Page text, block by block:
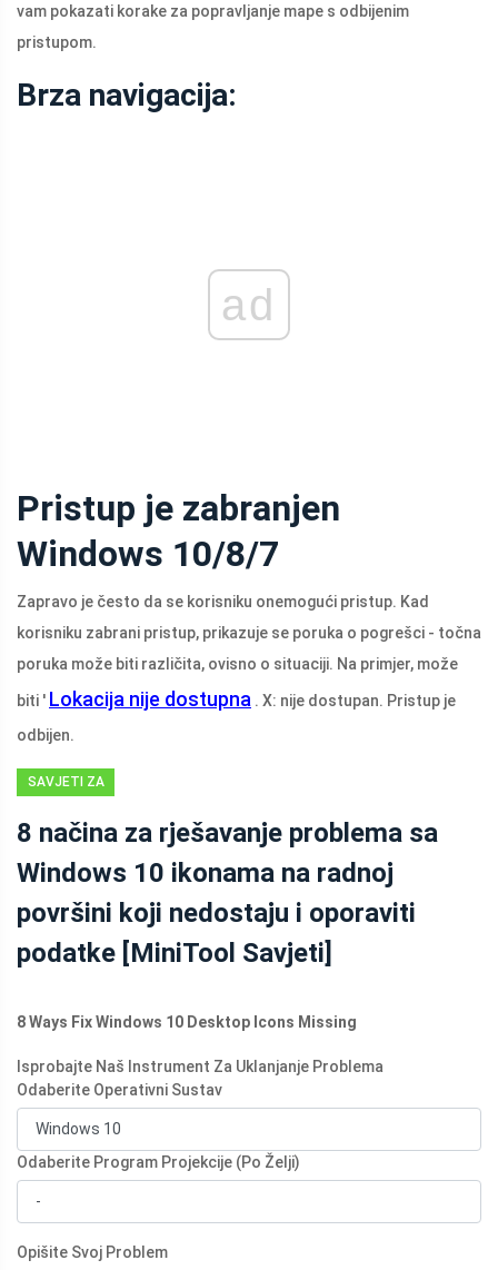
vam pokazati korake za popravljanje mape s odbijenim
pristupom.
Brza navigacija:
ad
Pristup je zabranjen
Windows 10/8/7
Zapravo je često da se korisniku onemogući pristup. Kad
korisniku zabrani pristup, prikazuje se poruka o pogrešci - točna
poruka može biti različita, ovisno o situaciji. Na primjer, može
biti ' Lokacija nije dostupna . X: nije dostupan. Pristup je
odbijen.
SAVJETI ZA
PODATAKA
8 načina za rješavanje problema sa
Windows 10 ikonama na radnoj
površini koji nedostaju i oporaviti
podatke [MiniTool Savjeti]
8 Ways Fix Windows 10 Desktop Icons Missing
Isprobajte Naš Instrument Za Uklanjanje Problema
Odaberite Operativni Sustav
Odaberite Program Projekcije (Po Želji)
Opišite Svoj Problem